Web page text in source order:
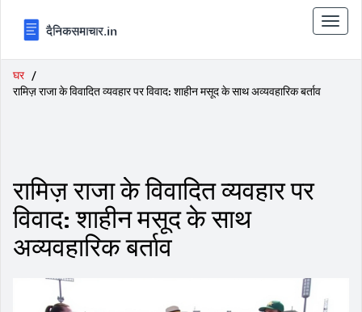
टॉगल
से
घर
रामिज़ राजा के विवादित व्यवहार पर विवाद: शाहीन मसूद के साथ अव्यवहारिक बर्ताव
रामिज़ राजा के विवादित व्यवहार पर
विवाद: शाहीन मसूद के साथ
अव्यवहारिक बर्ताव